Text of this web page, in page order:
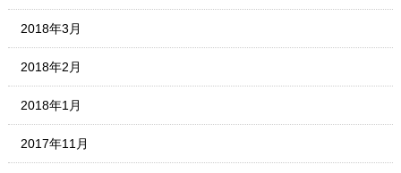
2018年3月
2018年2月
2018年1月
2017年11月